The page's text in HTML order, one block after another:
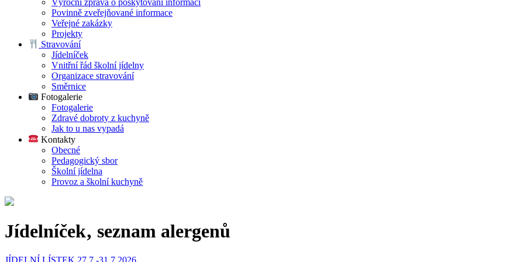
Povinně zveřejňované informace
Veřejné zakázky
Projekty
Stravování
Jídelníček
Vnitřní řád školní jídelny
Organizace stravování
Směrnice
Fotogalerie
Fotogalerie
Zdravé dobroty z kuchyně
Jak to u nas vypadá
Kontakty
Obecné
Pedagogický sbor
Školní jídelna
Provoz a školní kuchyně
Jídelníček‚ seznam alergenů
JÍDELNÍ LÍSTEK 27.7.-31.7.2026